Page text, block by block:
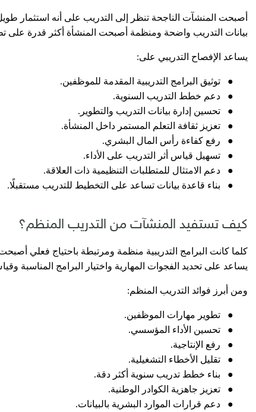
أصبحت المنشآت الناجحة تنظر إلى التدريب على أنه
بيانات التدريب واضحة ومنظمة أصبحت المنشأة أكثر قدرة على
يساعد الإفصاح التدريبي على:
●
توثيق البرامج التدريبية المقدمة للموظفين.
●
دعم خطط التدريب السنوية.
●
تحسين إدارة بيانات التدريب والتطوير.
●
تعزيز ثقافة التعلم المستمر داخل المنشأة.
●
رفع كفاءة رأس المال البشري.
●
تسهيل قياس أثر التدريب على الأداء.
●
دعم الامتثال للمتطلبات التنظيمية ذات العلاقة.
●
بناء قاعدة بيانات تساعد على التخطيط للتدريب مستقبلًا.
كيف تستفيد المنشآت من التدريب المنظم؟
كلما كانت البرامج التدريبية منظمة ومرتبطة باحتياج فعلي
يساعد على تحديد الفجوات المهارية واختيار البرامج المناسبة
ومن أبرز فوائد التدريب المنظم:
●
تطوير مهارات الموظفين.
●
تحسين الأداء المؤسسي.
●
رفع الإنتاجية.
●
تقليل الأخطاء التشغيلية.
●
بناء خطط تدريب سنوية أكثر دقة.
●
تعزيز جاهزية الكوادر الوطنية.
●
دعم قرارات الموارد البشرية بالبيانات.